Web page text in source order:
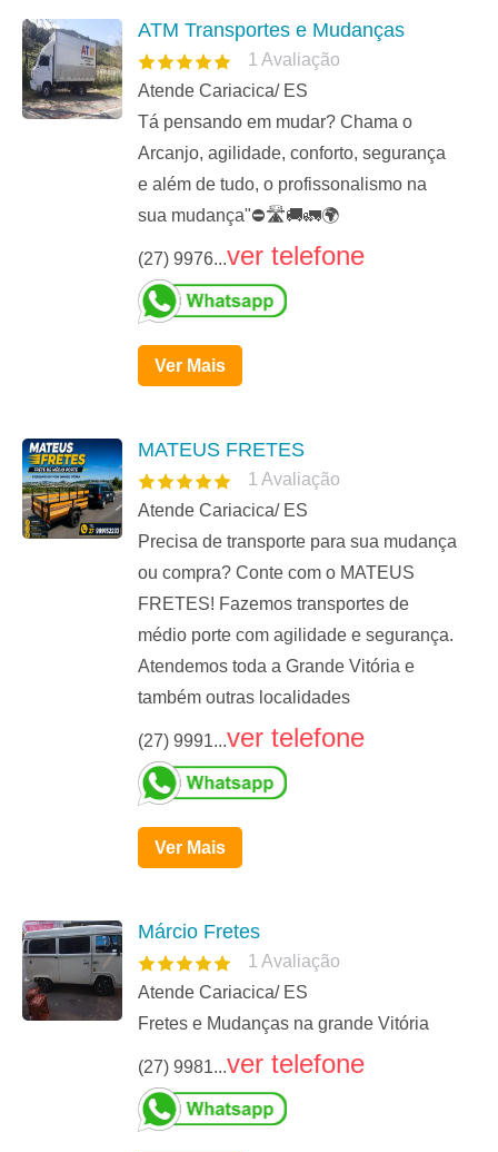
ATM Transportes e Mudanças
1 Avaliação
Atende Cariacica/ ES
Tá pensando em mudar? Chama o
Arcanjo, agilidade, conforto, segurança
e além de tudo, o profissonalismo na
sua mudança"⛔🛣🚚🚛🌍
(27) 9976...ver telefone
Ver Mais
MATEUS FRETES
1 Avaliação
Atende Cariacica/ ES
Precisa de transporte para sua mudança
ou compra? Conte com o MATEUS
FRETES! Fazemos transportes de
médio porte com agilidade e segurança.
Atendemos toda a Grande Vitória e
também outras localidades
(27) 9991...ver telefone
Ver Mais
Márcio Fretes
1 Avaliação
Atende Cariacica/ ES
Fretes e Mudanças na grande Vitória
(27) 9981...ver telefone